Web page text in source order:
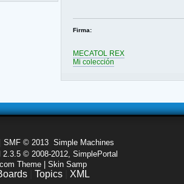
Firma:
MECATOL REX
Mi colección
SMF © 2013 Simple Machines
2.3.5 © 2008-2012, SimplePortal
Theme | Skin Samp
Topics XML